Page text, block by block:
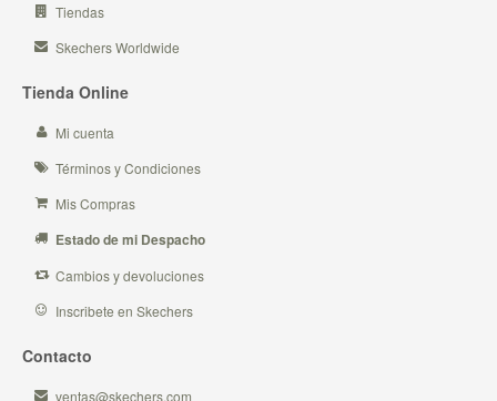
Tiendas
Skechers Worldwide
Tienda Online
Mi cuenta
Términos y Condiciones
Mis Compras
Estado de mi Despacho
Cambios y devoluciones
Inscribete en Skechers
Contacto
ventas@skechers.com